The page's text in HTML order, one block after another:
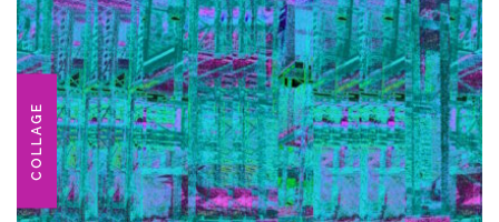
COLLAGE